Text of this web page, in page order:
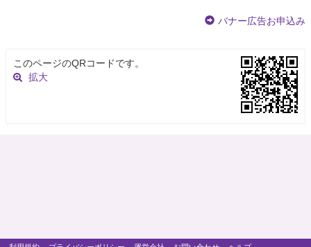
バナー広告お申込み
このページのQRコードです。
拡大